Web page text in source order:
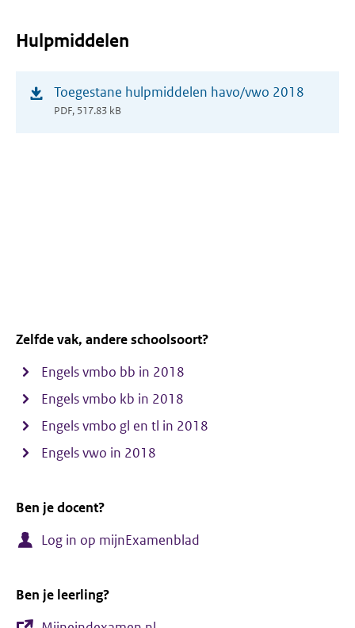
Zelfde vak, andere schoolsoort?
Engels vmbo bb in 2018
Engels vmbo kb in 2018
Engels vmbo gl en tl in 2018
Engels vwo in 2018
Ben je docent?
Log in op mijnExamenblad
Ben je leerling?
Hulpmiddelen
Toegestane hulpmiddelen havo/vwo 2018
PDF, 517.83 kB